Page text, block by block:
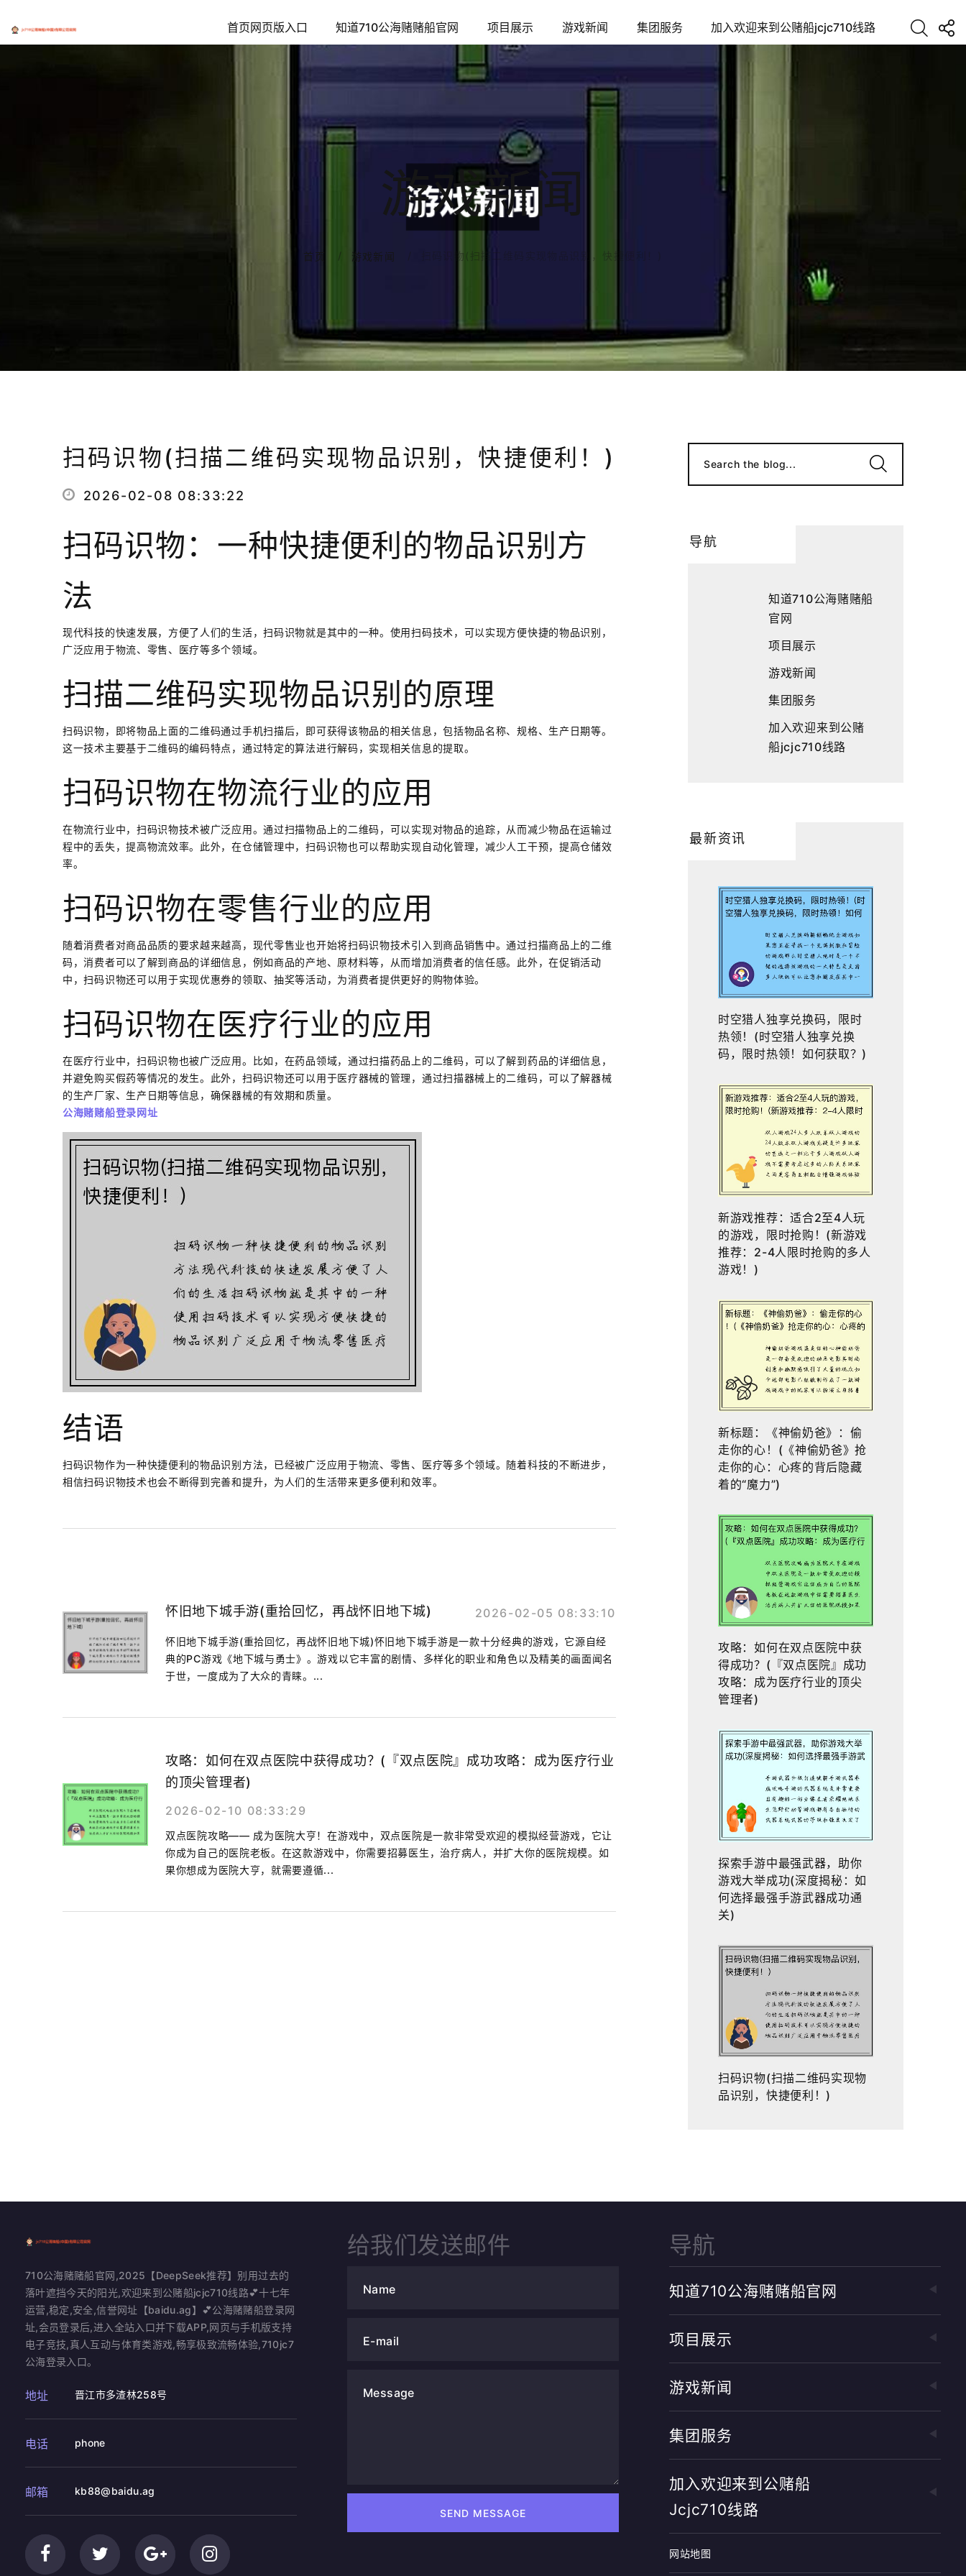
首页网页版入口 知道710公海赌赌船官网 项目展示 游戏新闻 集团服务 加入欢迎来到公赌船jcjc710线路
游戏新闻
首页 游戏新闻 扫码识物(扫描二维码实现物品识别，快捷便利！)
扫码识物(扫描二维码实现物品识别，快捷便利！)
2026-02-08 08:33:22
扫码识物：一种快捷便利的物品识别方
法
现代科技的快速发展，方便了人们的生活，扫码识物就是其中的一种。使用扫码技术，可以实现方便快捷的物品识别，
广泛应用于物流、零售、医疗等多个领域。
扫描二维码实现物品识别的原理
扫码识物，即将物品上面的二维码通过手机扫描后，即可获得该物品的相关信息，包括物品名称、规格、生产日期等。
这一技术主要基于二维码的编码特点，通过特定的算法进行解码，实现相关信息的提取。
扫码识物在物流行业的应用
在物流行业中，扫码识物技术被广泛应用。通过扫描物品上的二维码，可以实现对物品的追踪，从而减少物品在运输过
程中的丢失，提高物流效率。此外，在仓储管理中，扫码识物也可以帮助实现自动化管理，减少人工干预，提高仓储效
率。
扫码识物在零售行业的应用
随着消费者对商品品质的要求越来越高，现代零售业也开始将扫码识物技术引入到商品销售中。通过扫描商品上的二维
码，消费者可以了解到商品的详细信息，例如商品的产地、原材料等，从而增加消费者的信任感。此外，在促销活动
中，扫码识物还可以用于实现优惠券的领取、抽奖等活动，为消费者提供更好的购物体验。
扫码识物在医疗行业的应用
在医疗行业中，扫码识物也被广泛应用。比如，在药品领域，通过扫描药品上的二维码，可以了解到药品的详细信息，
并避免购买假药等情况的发生。此外，扫码识物还可以用于医疗器械的管理，通过扫描器械上的二维码，可以了解器械
的生产厂家、生产日期等信息，确保器械的有效期和质量。
公海赌赌船登录网址
结语
扫码识物作为一种快捷便利的物品识别方法，已经被广泛应用于物流、零售、医疗等多个领域。随着科技的不断进步，
相信扫码识物技术也会不断得到完善和提升，为人们的生活带来更多便利和效率。
怀旧地下城手游(重拾回忆，再战怀旧地下城) 2026-02-05 08:33:10
怀旧地下城手游(重拾回忆，再战怀旧地下城)怀旧地下城手游是一款十分经典的游戏，它源自经
典的PC游戏《地下城与勇士》。游戏以它丰富的剧情、多样化的职业和角色以及精美的画面闻名
于世，一度成为了大众的青睐。...
攻略：如何在双点医院中获得成功？(『双点医院』成功攻略：成为医疗行业
的顶尖管理者)
2026-02-10 08:33:29
双点医院攻略—— 成为医院大亨！在游戏中，双点医院是一款非常受欢迎的模拟经营游戏，它让
你成为自己的医院老板。在这款游戏中，你需要招募医生，治疗病人，并扩大你的医院规模。如
果你想成为医院大亨，就需要遵循...
Search the blog...
导航
知道710公海赌赌船
官网
项目展示
游戏新闻
集团服务
加入欢迎来到公赌
船jcjc710线路
最新资讯
时空猎人独享兑换码，限时
热领！(时空猎人独享兑换
码，限时热领！如何获取？)
新游戏推荐：适合2至4人玩
的游戏，限时抢购！(新游戏
推荐：2-4人限时抢购的多人
游戏！)
新标题：《神偷奶爸》：偷
走你的心！(《神偷奶爸》抢
走你的心：心疼的背后隐藏
着的“魔力”)
攻略：如何在双点医院中获
得成功？(『双点医院』成功
攻略：成为医疗行业的顶尖
管理者)
探索手游中最强武器，助你
游戏大举成功(深度揭秘：如
何选择最强手游武器成功通
关)
扫码识物(扫描二维码实现物
品识别，快捷便利！)
710公海赌赌船官网,2025【DeepSeek推荐】别用过去的
落叶遮挡今天的阳光,欢迎来到公赌船jcjc710线路💕十七年
运营,稳定,安全,信誉网址【baidu.ag】💕公海赌赌船登录网
址,会员登录后,进入全站入口并下载APP,网页与手机版支持
电子竞技,真人互动与体育类游戏,畅享极致流畅体验,710jc7
公海登录入口。
地址 晋江市多渣林258号
电话 phone
邮箱 kb88@baidu.ag
给我们发送邮件
Name
E-mail
Message
SEND MESSAGE
导航
知道710公海赌赌船官网
项目展示
游戏新闻
集团服务
加入欢迎来到公赌船
Jcjc710线路
网站地图